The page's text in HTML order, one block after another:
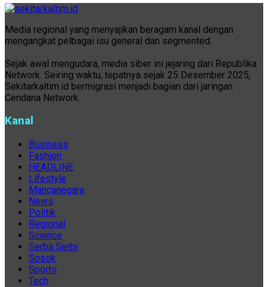
Media regional yang menyajikan beragam kanal dengan
mengangkat pelbagai isu general dan segmented.
Sejak awal mengudara, media siber ini jejaring dari Republika
Network. Seiring waktu, tepatnya sejak 25 Desember 2025,
Sekitarkaltim.id bermigrasi menjadi bagian dari jaringan
Cendana Network.
Kanal
Business
Fashion
HEADLINE
Lifestyle
Mancanegara
News
Politik
Regional
Science
Serba Serbi
Sosok
Sports
Tech